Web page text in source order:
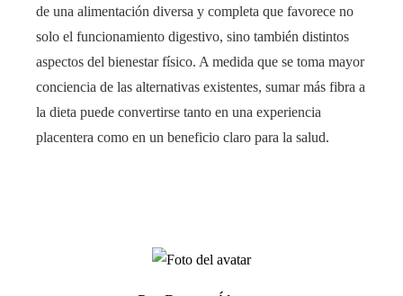
de una alimentación diversa y completa que favorece no
solo el funcionamiento digestivo, sino también distintos
aspectos del bienestar físico. A medida que se toma mayor
conciencia de las alternativas existentes, sumar más fibra a
la dieta puede convertirse tanto en una experiencia
placentera como en un beneficio claro para la salud.